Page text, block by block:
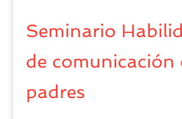
Seminario
de comunicación
padres